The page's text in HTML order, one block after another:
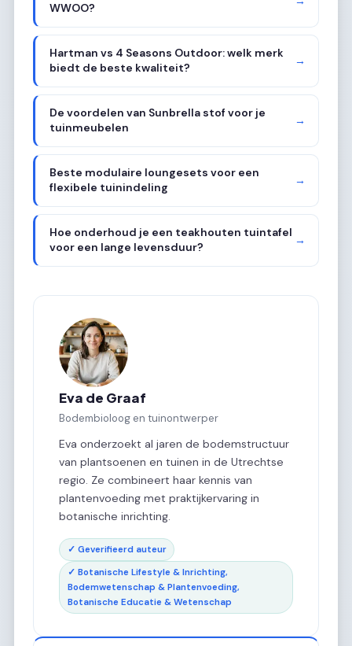
WWOO?
Hartman vs 4 Seasons Outdoor: welk merk
biedt de beste kwaliteit?
→
De voordelen van Sunbrella stof voor je
tuinmeubelen
→
Beste modulaire loungesets voor een
flexibele tuinindeling
→
Hoe onderhoud je een teakhouten tuintafel
voor een lange levensduur?
→
Eva de Graaf
Bodembioloog en tuinontwerper
Eva onderzoekt al jaren de bodemstructuur
van plantsoenen en tuinen in de Utrechtse
regio. Ze combineert haar kennis van
plantenvoeding met praktijkervaring in
botanische inrichting.
✓ Geverifieerd auteur
✓ Botanische Lifestyle & Inrichting,
Bodemwetenschap & Plantenvoeding,
Botanische Educatie & Wetenschap